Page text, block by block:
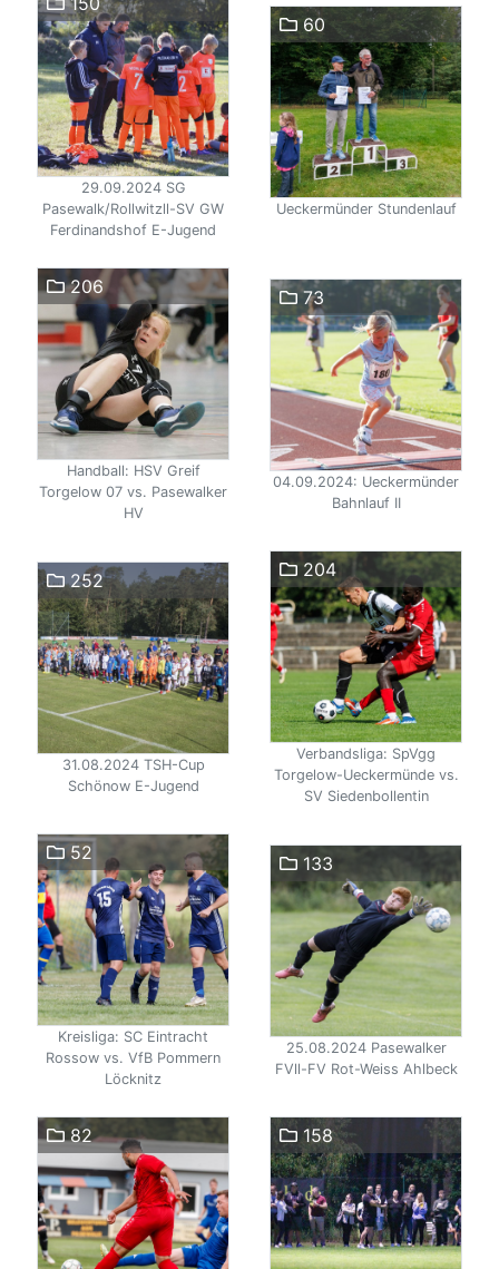
29.09.2024 SG
Pasewalk/Rollwitzll-SV GW
Ferdinandshof E-Jugend
60
Ueckermünder Stundenlauf
206
Handball: HSV Greif
Torgelow 07 vs. Pasewalker
HV
73
04.09.2024: Ueckermünder
Bahnlauf II
252
31.08.2024 TSH-Cup
Schönow E-Jugend
204
Verbandsliga: SpVgg
Torgelow-Ueckermünde vs.
SV Siedenbollentin
52
Kreisliga: SC Eintracht
Rossow vs. VfB Pommern
Löcknitz
133
25.08.2024 Pasewalker
FVll-FV Rot-Weiss Ahlbeck
82 158